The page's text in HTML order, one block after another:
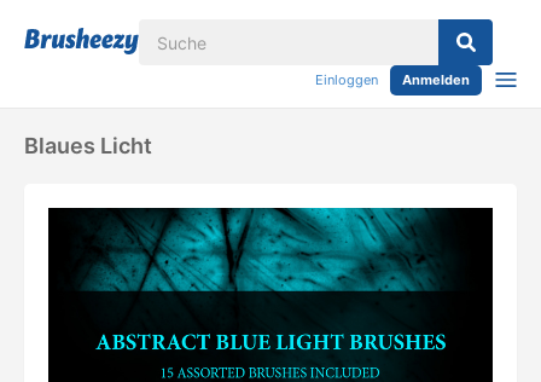
Einloggen Anmelden
Blaues Licht